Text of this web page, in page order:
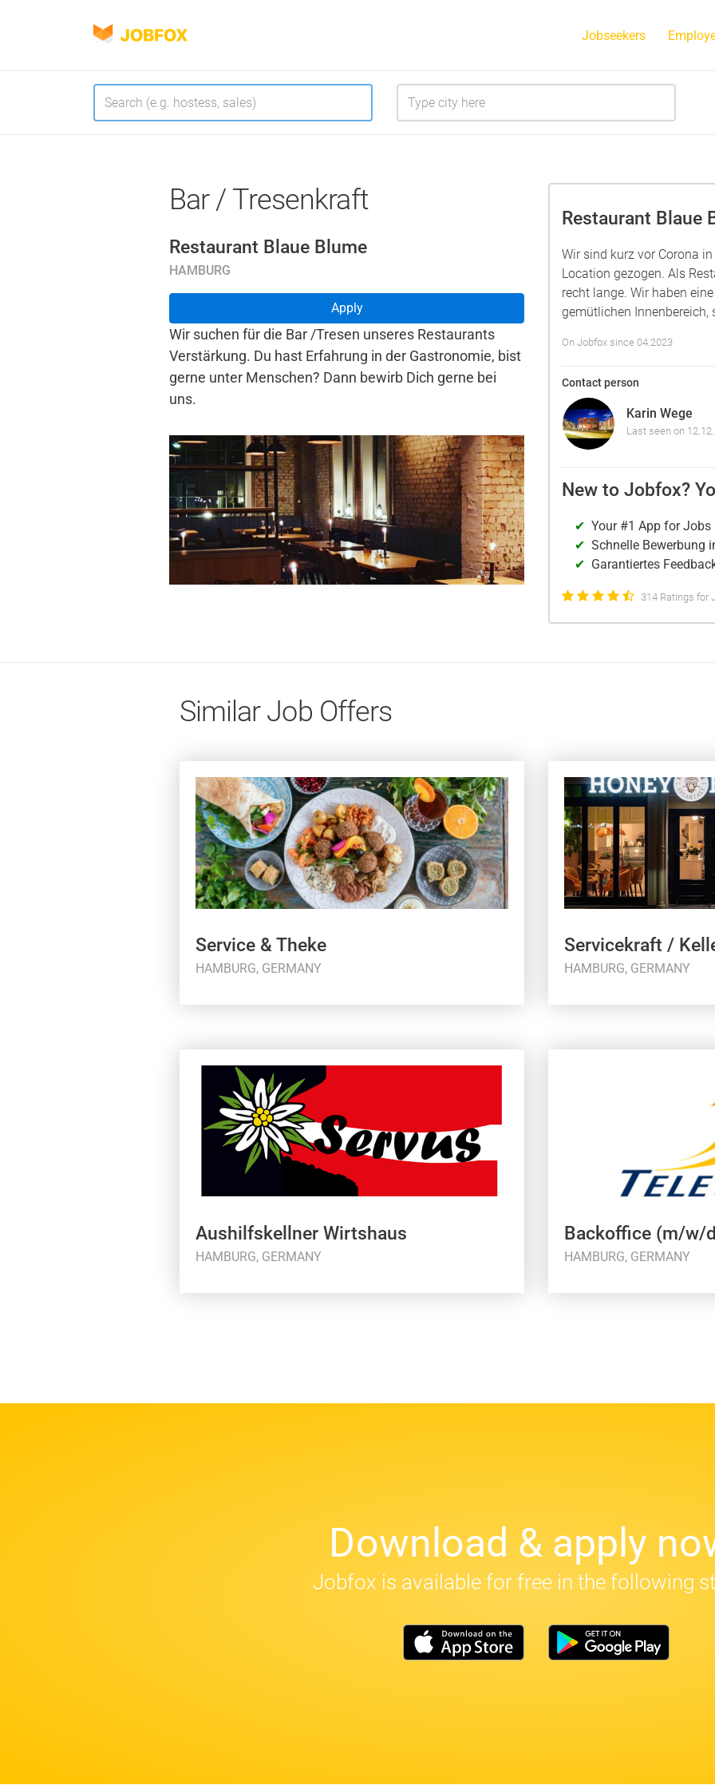
JOBFOX Navigate
Language Jobseekers
Bar / Tresenkraft
Restaurant Blaue Blume
HAMBURG
Apply
Wir suchen für die Bar /Tresen unseres Restaurants
Verstärkung. Du hast Erfahrung in der Gastronomie, bist
gerne unter Menschen? Dann bewirb Dich gerne bei
uns.
Restaurant Blaue
Wir sind kurz vor Corona
Location gezogen. Als
recht lange. Wir haben
gemütlichen Innenbereich,
On Jobfox since 04.2023
Contact person
Karin Wege
Last seen on
New to Jobfox?
Your #1 App for Jobs
Schnelle Bewerbung
Garantiertes
314 Ratings for
Similar Job Offers
Service & Theke
HAMBURG, GERMANY
Servicekraft /
HAMBURG, GERMANY
Aushilfskellner Wirtshaus
HAMBURG, GERMANY
Backoffice (m/w/
HAMBURG, GERMANY
Download & apply
Jobfox is available for free in the following